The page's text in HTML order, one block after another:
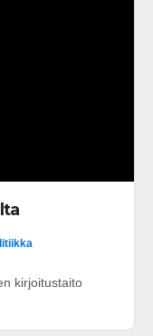
kirjoitustaito